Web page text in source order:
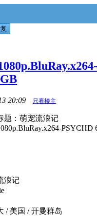
20:09 只看楼主
题：萌宠流浪记
PSYCHD
记
国 / 开曼群岛